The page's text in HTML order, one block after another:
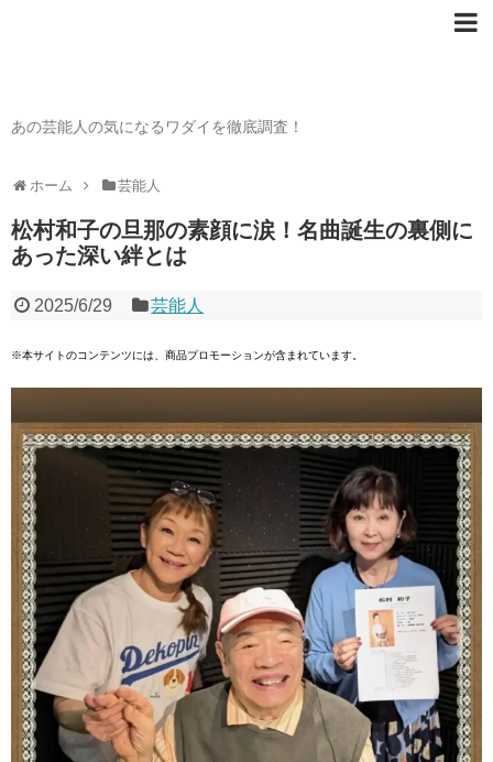
あの芸能人の気になるワダイを徹底調査！
ホーム 芸能人
松村和子の旦那の素顔に涙！名曲誕生の裏側に
あった深い絆とは
2025/6/29 芸能人
※本サイトのコンテンツには、商品プロモーションが含まれています。